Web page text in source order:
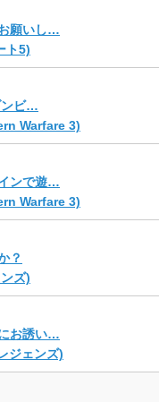
願いし…
ト5)
ンビ…
Warfare 3)
ンで遊…
Warfare 3)
？
ズ)
お誘い…
ジェンズ)